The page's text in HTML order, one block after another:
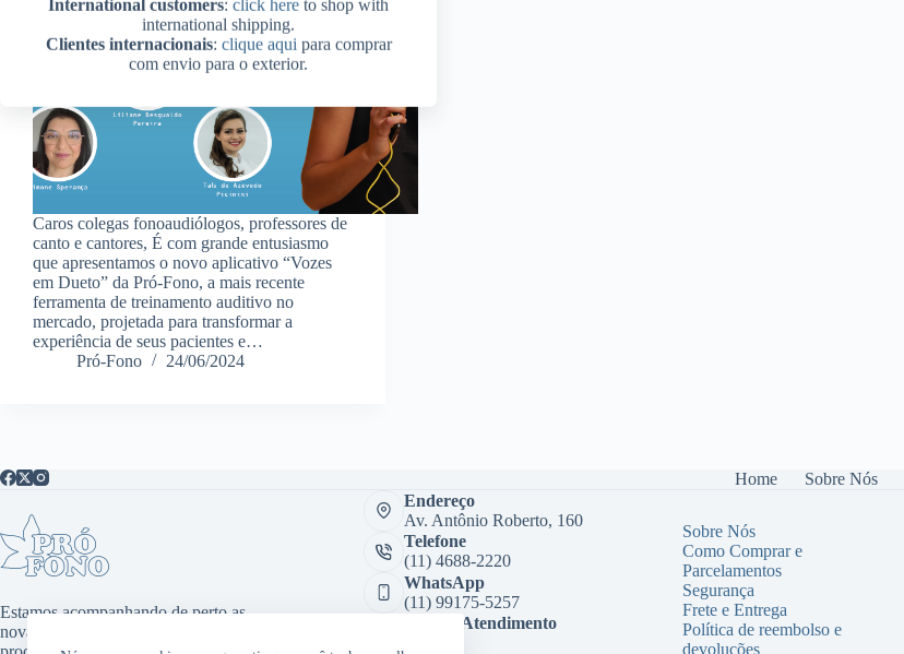
International customers: click here to shop with
international shipping.
Clientes internacionais: clique aqui para comprar
com envio para o exterior.
Caros colegas fonoaudiólogos, professores de
canto e cantores, É com grande entusiasmo
que apresentamos o novo aplicativo “Vozes
em Dueto” da Pró-Fono, a mais recente
ferramenta de treinamento auditivo no
mercado, projetada para transformar a
experiência de seus pacientes e…
Pró-Fono
24/06/2024
Home Sobre Nós
Estamos acompanhando de perto as
novas tecnologias, desenvolvendo
Endereço
Av. Antônio Roberto, 160
Telefone
(11) 4688-2220
WhatsApp
(11) 99175-5257
Sala de Atendimento
Sobre Nós
Como Comprar e
Parcelamentos
Segurança
Frete e Entrega
Política de reembolso e
devoluções